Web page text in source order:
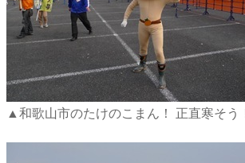
▲和歌山市のたけのこまん！ 正直寒そう